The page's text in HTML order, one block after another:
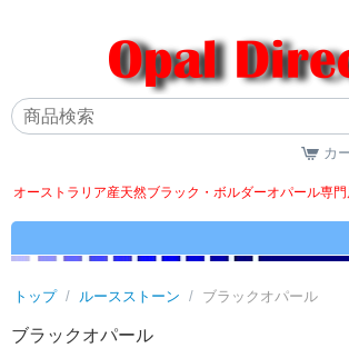
カ
オーストラリア産天然ブラック・ボルダーオパール専
トップ / ルースストーン / ブラックオパール
ブラックオパール